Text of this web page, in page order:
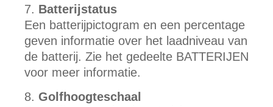
Batterijstatus
Een batterijpictogram en een percentage
geven informatie over het laadniveau van
de batterij. Zie het gedeelte BATTERIJEN
voor meer informatie.
Golfhoogteschaal